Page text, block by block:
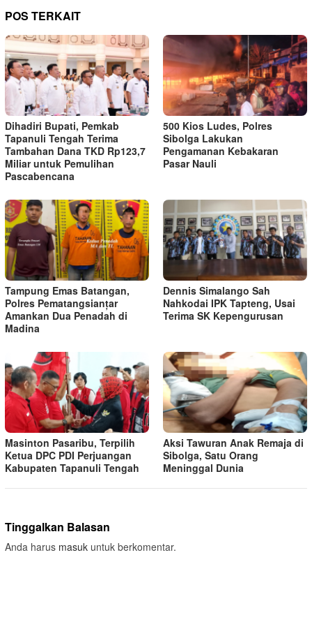
POS TERKAIT
Dihadiri Bupati, Pemkab
Tapanuli Tengah Terima
Tambahan Dana TKD Rp123,7
Miliar untuk Pemulihan
Pascabencana
500 Kios Ludes, Polres
Sibolga Lakukan
Pengamanan Kebakaran
Pasar Nauli
Tampung Emas Batangan,
Polres Pematangsianțar
Amankan Dua Penadah di
Madina
Dennis Simalango Sah
Nahkodai IPK Tapteng, Usai
Terima SK Kepengurusan
Masinton Pasaribu, Terpilih
Ketua DPC PDI Perjuangan
Kabupaten Tapanuli Tengah
Aksi Tawuran Anak Remaja di
Sibolga, Satu Orang
Meninggal Dunia
Tinggalkan Balasan
Anda harus masuk untuk berkomentar.